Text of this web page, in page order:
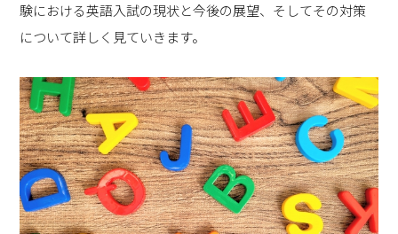
験における英語入試の現状と今後の展望、そしてその対策
について詳しく見ていきます。